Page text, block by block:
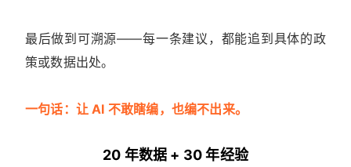
最后做到可溯源——每一条建议，都能追到具体的政
策或数据出处。
一句话：让 AI 不敢瞎编，也编不出来。
20 年数据 + 30 年经验